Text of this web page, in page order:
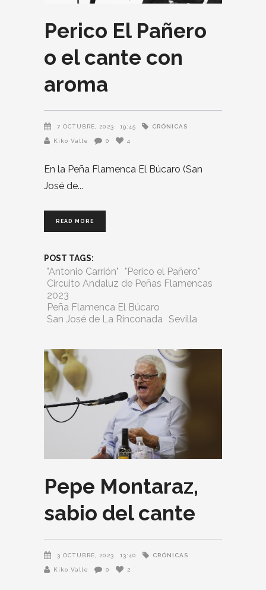
Perico El Pañero
o el cante con
aroma
7 OCTUBRE, 2023 19:45 CRÓNICAS
Kiko Valle 0 4
En la Peña Flamenca El Búcaro (San
José de
READ MORE
POST TAGS:
"Antonio Carrión"
"Perico el Pañero"
Circuito Andaluz de Peñas Flamencas
2023
Peña Flamenca El Búcaro
San José de La Rinconada Sevilla
Pepe Montaraz,
sabio del cante
3 OCTUBRE, 2023 13:40 CRÓNICAS
Kiko Valle 0 2